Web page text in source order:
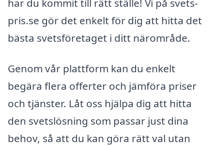
har du kommit till rätt ställe! Vi på svets-
pris.se gör det enkelt för dig att hitta det
bästa svetsföretaget i ditt närområde.
Genom vår plattform kan du enkelt
begära flera offerter och jämföra priser
och tjänster. Låt oss hjälpa dig att hitta
den svetslösning som passar just dina
behov, så att du kan göra rätt val utan